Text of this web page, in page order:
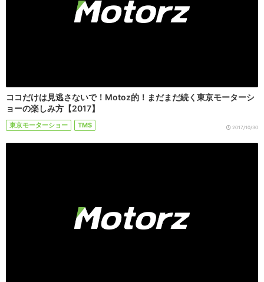
ココだけは見逃さないで！Motoz的！まだまだ続く東京モーターシ
ョーの楽しみ方【2017】
東京モーターショー TMS 2017/10/30